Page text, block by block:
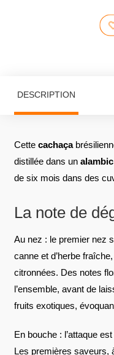
DESCRIPTION
Cette cachaça
distillée dans un
de six mois dans des
La note de
Au nez : le premier nez
canne et d’herbe
citronnées. Des notes
l’ensemble, avant de
fruits exotiques,
En bouche : l’attaque
Les premières saveurs,